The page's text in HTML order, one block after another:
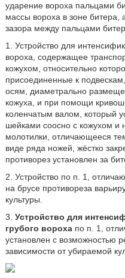
ударение вороха пальцами
массы вороха в зоне битера,
зазора между пальцами
1. Устройство для
вороха, содержащее
кожухом, относительно
присоединенные к
осям, диаметрально
кожуха, и при помощи
коленчатым валом, который
шейками соосно с кожухом и
молотилки, отличающееся
виде ряда ножей, жёстко
противорез установлен за
2. Устройство по п. 1,
на брусе противореза
культуры.
3. Устройство для
грубого ворохапо п. 1,
установлен с возможностью
зависимости от убираемой